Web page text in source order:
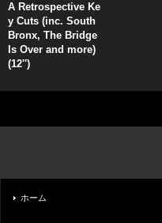
A Retrospective Ke
y Cuts (inc. South
Bronx, The Bridge
Is Over and more)
(12'')
ホーム